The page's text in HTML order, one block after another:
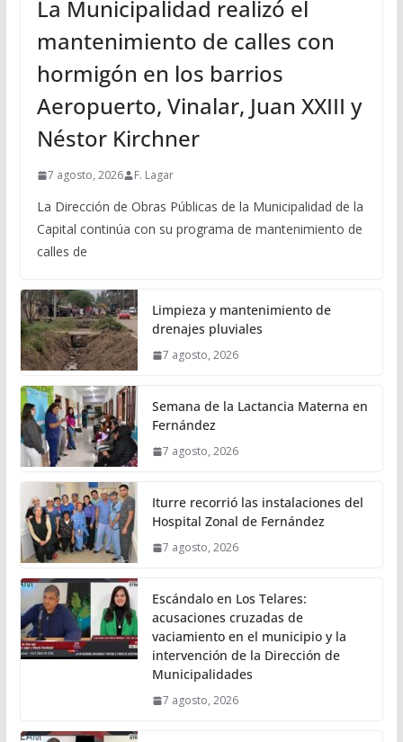
La Municipalidad realizó el
mantenimiento de calles con
hormigón en los barrios
Aeropuerto, Vinalar, Juan XXIII y
Néstor Kirchner
7 agosto, 2026 F. Lagar
La Dirección de Obras Públicas de la Municipalidad de la
Capital continúa con su programa de mantenimiento de
calles de
Limpieza y mantenimiento de
drenajes pluviales
7 agosto, 2026
Semana de la Lactancia Materna en
Fernández
7 agosto, 2026
Iturre recorrió las instalaciones del
Hospital Zonal de Fernández
7 agosto, 2026
Escándalo en Los Telares:
acusaciones cruzadas de
vaciamiento en el municipio y la
intervención de la Dirección de
Municipalidades
7 agosto, 2026